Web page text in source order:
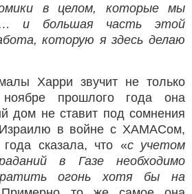
в целом, которые мы
и большая часть этой
которую я здесь делаю
Харри звучит не только
прошлого года она
дом не ставит под сомнения
в войне с ХАМАСом,
сказала, что «с учетом
в Газе необходимо
огонь хотя бы на